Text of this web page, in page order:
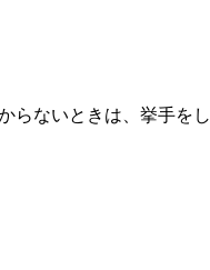
らないときは、挙手をし